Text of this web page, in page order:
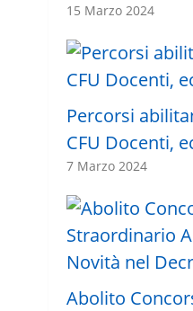
15 Marzo 2024
Percorsi
CFU Docenti,
7 Marzo 2024
Abolito